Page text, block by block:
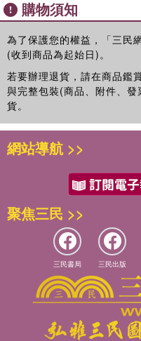
常，到家附近的「西敏馬
時我才剛學會騎著馬快步
中央擺了高高低低的障礙
「小光妳在幹嘛，專心！
阿福教練在場邊用對講機
「我只是看一下嘛。」我
障礙竿靠近。
閃電是少數在西敏馬場出
像一道閃電，因此被這樣
病，常常忘記把舌頭收回
線不是閃電，是暗巷裡鐵捲
我當時拉著閃電靠近障礙
我聽到後頭沙地上傳來重
邊！」我拉韁想往旁閃，
馬嚇到，立即撒腿狂奔，
還來不及坐穩，閃電就跳
斜掛在馬的右側身，勉力
一道障礙，突如其來的衝
購物須知
為了保護您的權益，「三民
(收到商品為起始日)。
若要辦理退貨，請在商品鑑
與完整包裝(商品、附件、
貨。
網站導航 >>
聚焦三民 >>
三民書局 三民出版